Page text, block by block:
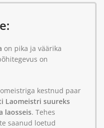
on pika ja väärika
on
kestnud paar
Laomeistri suureks
laosseis. Tehes
saanud loetud